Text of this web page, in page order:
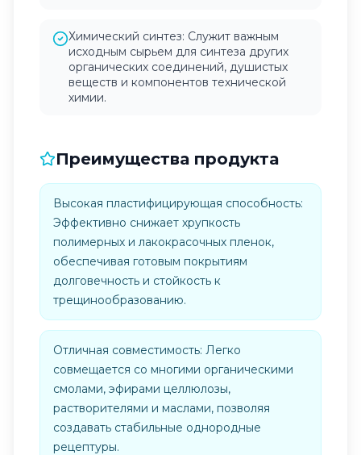
Химический синтез: Служит важным
исходным сырьем для синтеза других
органических соединений, душистых
веществ и компонентов технической
химии.
Преимущества продукта
Высокая пластифицирующая способность:
Эффективно снижает хрупкость
полимерных и лакокрасочных пленок,
обеспечивая готовым покрытиям
долговечность и стойкость к
трещинообразованию.
Отличная совместимость: Легко
совмещается со многими органическими
смолами, эфирами целлюлозы,
растворителями и маслами, позволяя
создавать стабильные однородные
рецептуры.